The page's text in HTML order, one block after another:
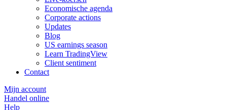
Economische agenda
Corporate actions
Updates
Blog
US earnings season
Learn TradingView
Client sentiment
Contact
Mijn account
Handel online
Help